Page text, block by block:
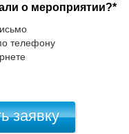
о мероприятии?*
телефону